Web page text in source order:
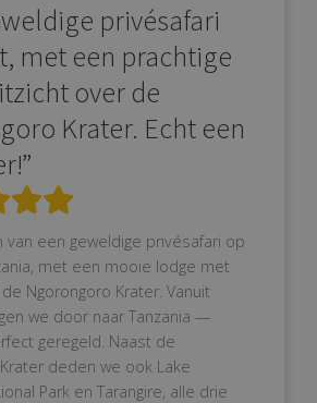
privésafari
met een prachtige
over de
Krater. Echt een
van een geweldige privésafari op
met een mooie lodge met
Ngorongoro Krater. Vanuit
we door naar Tanzania —
geregeld. Naast de
deden we ook Lake
Park en Tarangire, alle drie